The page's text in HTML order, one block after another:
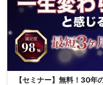
【セミナー】無料！30年